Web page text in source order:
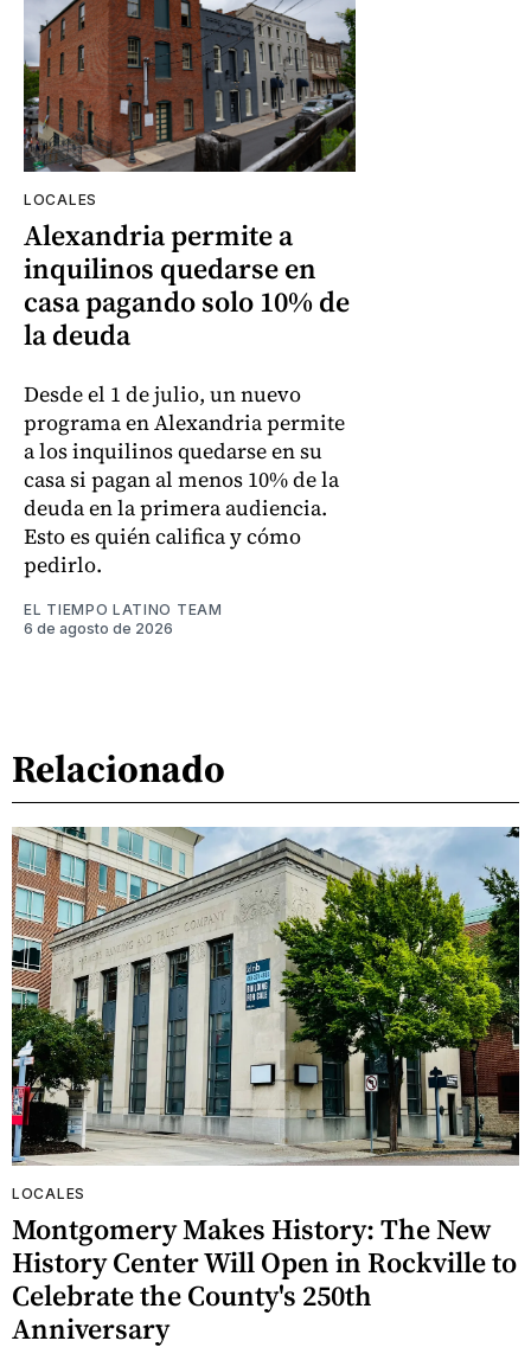
LOCALES
Alexandria permite a
inquilinos quedarse en
casa pagando solo 10% de
la deuda
Desde el 1 de julio, un nuevo
programa en Alexandria permite
a los inquilinos quedarse en su
casa si pagan al menos 10% de la
deuda en la primera audiencia.
Esto es quién califica y cómo
pedirlo.
EL TIEMPO LATINO TEAM
6 de agosto de 2026
Relacionado
LOCALES
Montgomery Makes History: The New
History Center Will Open in Rockville to
Celebrate the County's 250th
Anniversary